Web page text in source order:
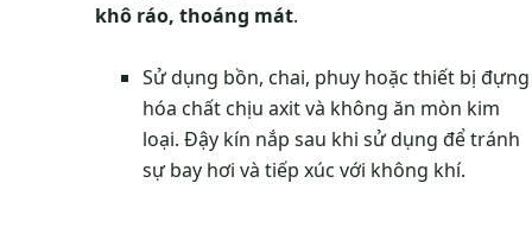
khô ráo, thoáng mát.
Sử dụng bồn, chai, phuy hoặc thiết bị đựng
hóa chất chịu axit và không ăn mòn kim
loại. Đậy kín nắp sau khi sử dụng để tránh
sự bay hơi và tiếp xúc với không khí.